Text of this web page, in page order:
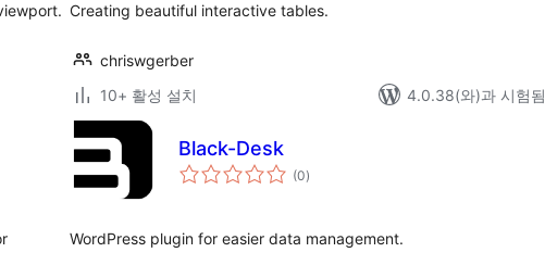
Creating beautiful interactive tables.
chriswgerber
10+ 활성 설치
4.0.38(와)과 시험됨
Black-Desk
(0전
체)
WordPress plugin for easier data management.